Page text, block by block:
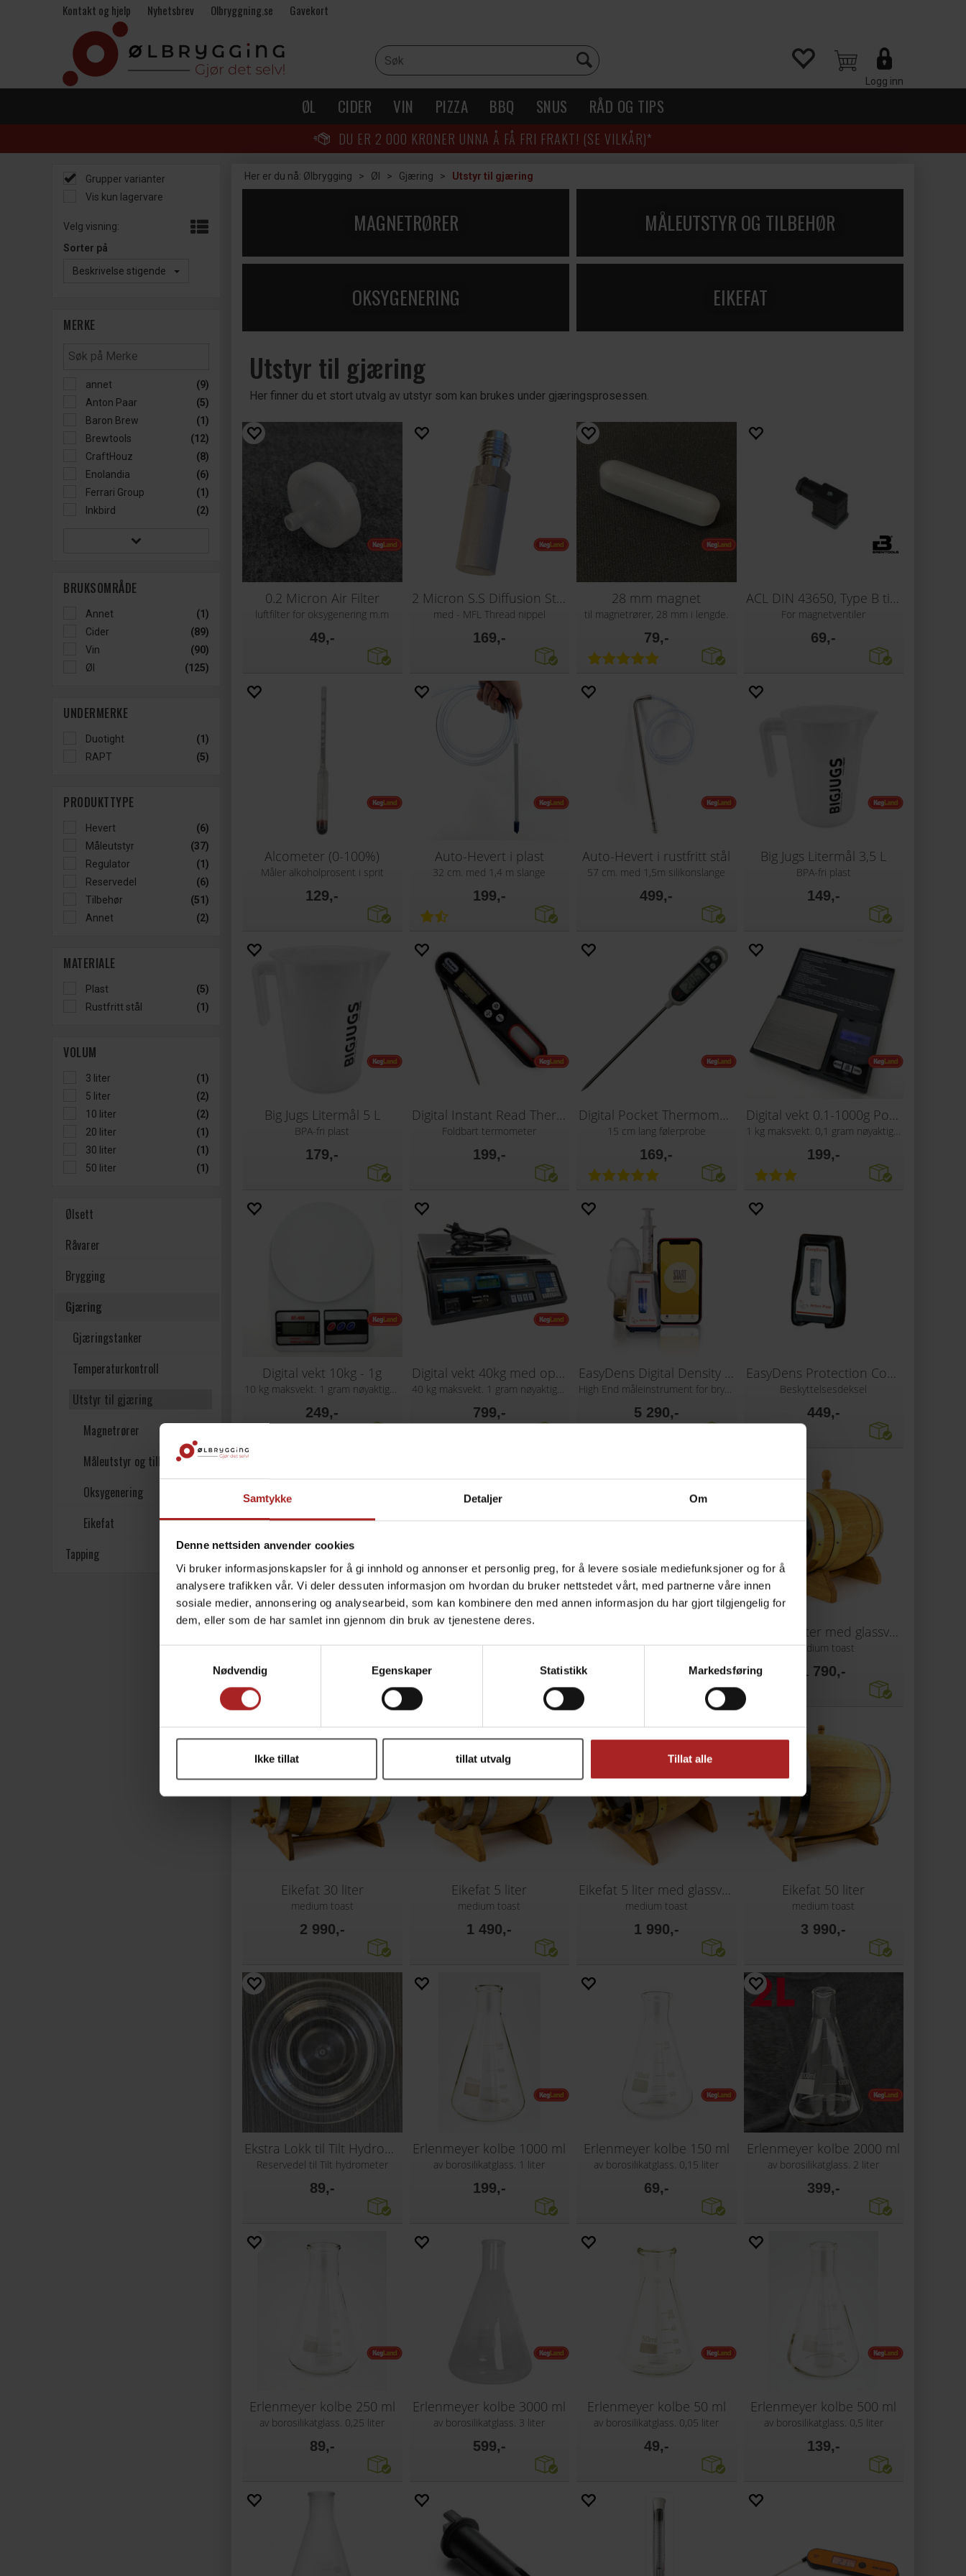
Samtykke Detaljer Om
Denne nettsiden anvender cookies
Vi bruker informasjonskapsler for å gi innhold og annonser et personlig preg, for å levere sosiale mediefunksjoner og for å
analysere trafikken vår. Vi deler dessuten informasjon om hvordan du bruker nettstedet vårt, med partnerne våre innen
sosiale medier, annonsering og analysearbeid, som kan kombinere den med annen informasjon du har gjort tilgjengelig for
dem, eller som de har samlet inn gjennom din bruk av tjenestene deres.
Nødvendig
Egenskaper Statistikk Markedsføring
Ikke tillat tillat utvalg Tillat alle
Kontakt og hjelp Nyhetsbrev Olbryggning.se Gavekort
Logg inn
ØL CIDER VIN PIZZA BBQ SNUS RÅD OG TIPS
DU ER 2 000 KRONER UNNA Å FÅ FRI FRAKT! (SE VILKÅR)*
Her er du nå: Ølbrygging > Øl > Gjæring > Utstyr til gjæring
Grupper varianter
Vis kun lagervare
Velg visning:
Sorter på
Beskrivelse stigende
MERKE
annet
(9)
Anton Paar
(5)
Baron Brew
(1)
Brewtools
(12)
CraftHouz
(8)
Enolandia
(6)
Ferrari Group
(1)
Inkbird
(2)
BRUKSOMRÅDE
Annet
(1)
Cider
(89)
Vin
(90)
Øl
(125)
UNDERMERKE
Duotight
(1)
RAPT
(5)
PRODUKTTYPE
Hevert
(6)
Måleutstyr
(37)
Regulator
(1)
Reservedel
(6)
Tilbehør
(51)
Annet
(2)
MATERIALE
Plast
(5)
Rustfritt stål
(1)
VOLUM
3 liter
(1)
5 liter
(2)
10 liter
(2)
20 liter
(1)
30 liter
(1)
50 liter
(1)
Ølsett
Råvarer
Brygging
Gjæring
Gjæringstanker
Temperaturkontroll
Utstyr til gjæring
Magnetrører
Måleutstyr og tilbehør
Oksygenering
Eikefat
Tapping
MAGNETRØRER MÅLEUTSTYR OG TILBEHØR
OKSYGENERING EIKEFAT
Utstyr til gjæring
Her finner du et stort utvalg av utstyr som kan brukes under gjæringsprosessen.
0.2 Micron Air Filter
luftfilter for oksygenering m.m
49,-
2 Micron S.S Diffusion Stone
med - MFL Thread nippel
169,-
28 mm magnet
til magnetrører, 28 mm i lengde.
79,-
ACL DIN 43650, Type B tilkobling
For magnetventiler
69,-
Alcometer (0-100%)
Måler alkoholprosent i sprit
129,-
Auto-Hevert i plast
32 cm. med 1,4 m slange
199,-
Auto-Hevert i rustfritt stål
57 cm. med 1,5m silikonslange
499,-
Big Jugs Litermål 3,5 L
BPA-fri plast
149,-
Big Jugs Litermål 5 L
BPA-fri plast
179,-
Digital Instant Read Thermometer
Foldbart termometer
199,-
Digital Pocket Thermometer
15 cm lang følerprobe
169,-
Digital vekt 0.1-1000g Pocket Scale
1 kg maksvekt. 0,1 gram nøyaktighet
199,-
Digital vekt 10kg - 1g
10 kg maksvekt. 1 gram nøyaktighet
249,-
Digital vekt 40kg med oppladbart batteri
40 kg maksvekt. 1 gram nøyaktighet
799,-
EasyDens Digital Density Meter
High End måleinstrument for bryggerier
5 290,-
EasyDens Protection Cover
Beskyttelsesdeksel
449,-
Eikefat 10 liter
medium toast medium toast medium toast
Eikefat 3 liter med glassvegg
medium toast
1 790,-
Eikefat 30 liter
medium toast
2 990,-
Eikefat 5 liter
medium toast
1 490,-
Eikefat 5 liter med glassvegg
medium toast
1 990,-
Eikefat 50 liter
medium toast
3 990,-
Ekstra Lokk til Tilt Hydrometer
Reservedel til Tilt hydrometer
89,-
Erlenmeyer kolbe 1000 ml
av borosilikatglass. 1 liter
199,-
Erlenmeyer kolbe 150 ml
av borosilikatglass. 0,15 liter
69,-
Erlenmeyer kolbe 2000 ml
av borosilikatglass. 2 liter
399,-
Erlenmeyer kolbe 250 ml
av borosilikatglass. 0,25 liter
89,-
Erlenmeyer kolbe 3000 ml
av borosilikatglass. 3 liter
599,-
Erlenmeyer kolbe 50 ml
av borosilikatglass. 0,05 liter
49,-
Erlenmeyer kolbe 500 ml
av borosilikatglass. 0,5 liter
139,-